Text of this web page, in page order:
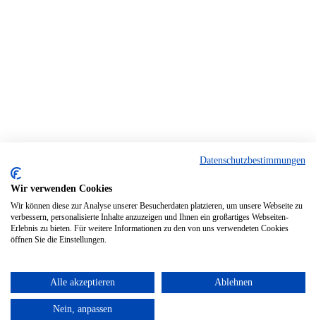
Datenschutzbestimmungen
Wir verwenden Cookies
Wir können diese zur Analyse unserer Besucherdaten platzieren, um unsere Webseite zu
verbessern, personalisierte Inhalte anzuzeigen und Ihnen ein großartiges Webseiten-
Erlebnis zu bieten. Für weitere Informationen zu den von uns verwendeten Cookies
öffnen Sie die Einstellungen.
Alle akzeptieren Ablehnen
Nein, anpassen